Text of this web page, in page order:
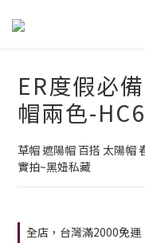
ER度假必
帽兩色-
草帽 遮陽帽 百搭 太陽帽
實拍~黑妞私藏
全店，台灣滿2000免運